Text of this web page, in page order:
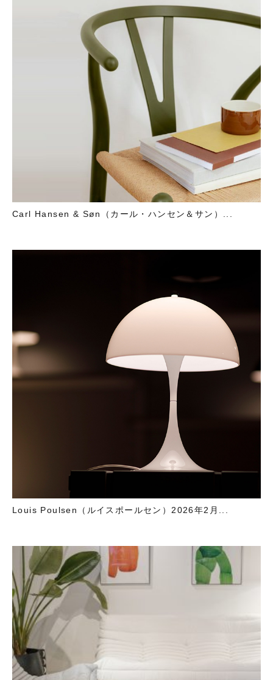
Carl Hansen & Søn（カール・ハンセン＆サン）...
Louis Poulsen（ルイスポールセン）2026年2月...